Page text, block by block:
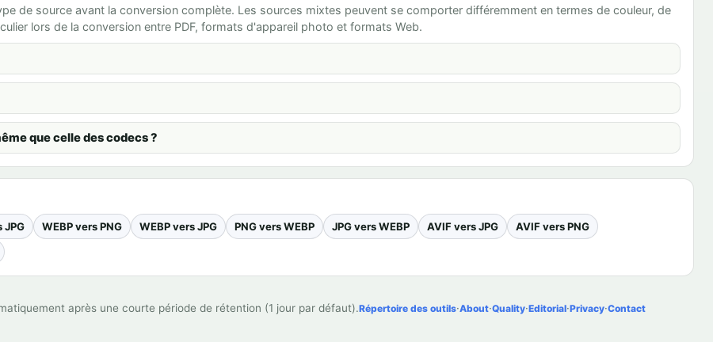
de source avant la conversion complète. Les sources mixtes peuvent se comporter différemment en termes de couleur, de
lors de la conversion entre PDF, formats d'appareil photo et formats Web.
que celle des codecs ?
JPG WEBP vers PNG WEBP vers JPG PNG vers WEBP JPG vers WEBP AVIF vers JPG
AVIF vers PNG
après une courte période de rétention (1 jour par défaut).Répertoire des outils·About·Quality·Editorial·Privacy·Contact